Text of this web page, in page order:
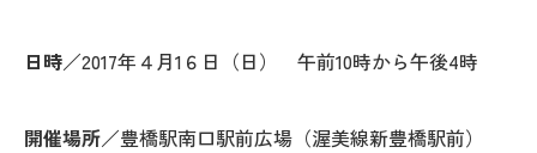
日時／2017年４月1６日（日） 午前10時から午後4時
開催場所／豊橋駅南口駅前広場（渥美線新豊橋駅前）